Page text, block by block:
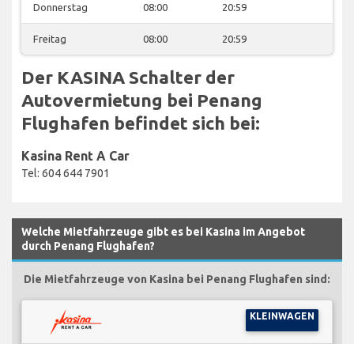
Donnerstag 08:00 20:59
Freitag 08:00 20:59
Der KASINA Schalter der
Autovermietung bei Penang
Flughafen befindet sich bei:
Kasina Rent A Car
Tel: 604 644 7901
Welche Mietfahrzeuge gibt es bei Kasina im Angebot
durch Penang Flughafen?
Die Mietfahrzeuge von Kasina bei Penang Flughafen sind:
KLEINWAGEN